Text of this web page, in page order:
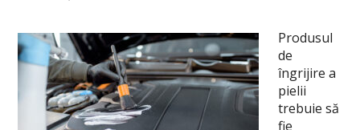
Produsul
de
îngrijire a
pielii
trebuie să
fie